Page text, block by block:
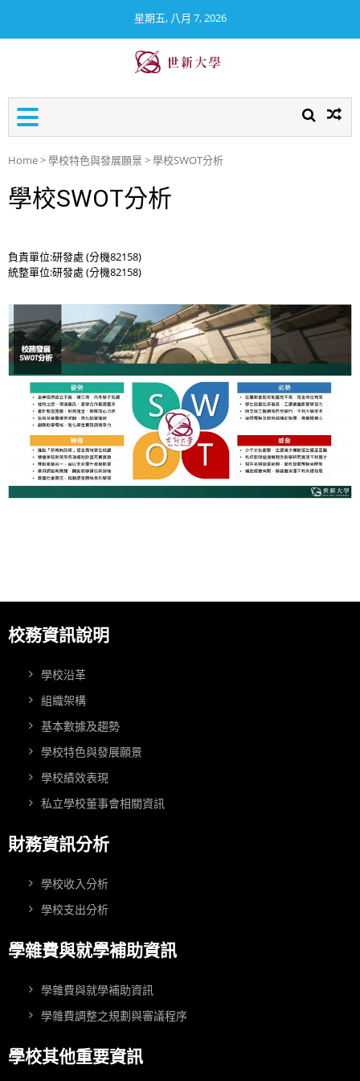
星期五, 八月 7, 2026
Home>學校特色與發展願景>學校SWOT分析
學校SWOT分析
負責單位:研發處 (分機82158)
統整單位:研發處 (分機82158)
校務資訊說明
學校沿革
組織架構
基本數據及趨勢
學校特色與發展願景
學校績效表現
私立學校董事會相關資訊
財務資訊分析
學校收入分析
學校支出分析
學雜費與就學補助資訊
學雜費與就學補助資訊
學雜費調整之規劃與審議程序
學校其他重要資訊